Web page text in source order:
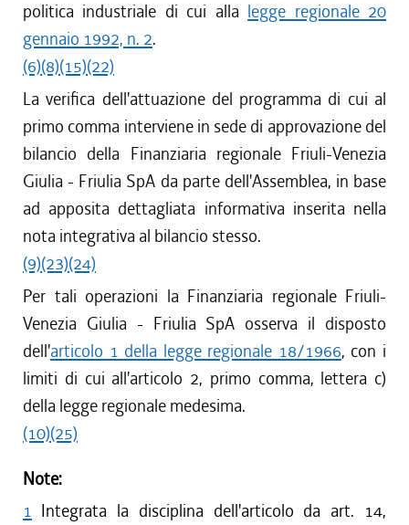
politica industriale di cui alla legge regionale 20
gennaio 1992, n. 2.
(6)(8)(15)(22)
La verifica dell'attuazione del programma di cui al
primo comma interviene in sede di approvazione del
bilancio della Finanziaria regionale Friuli-Venezia
Giulia - Friulia SpA da parte dell'Assemblea, in base
ad apposita dettagliata informativa inserita nella
nota integrativa al bilancio stesso.
(9)(23)(24)
Per tali operazioni la Finanziaria regionale Friuli-
Venezia Giulia - Friulia SpA osserva il disposto
dell'articolo 1 della legge regionale 18/1966, con i
limiti di cui all'articolo 2, primo comma, lettera c)
della legge regionale medesima.
(10)(25)
Note:
1 Integrata la disciplina dell'articolo da art. 14,